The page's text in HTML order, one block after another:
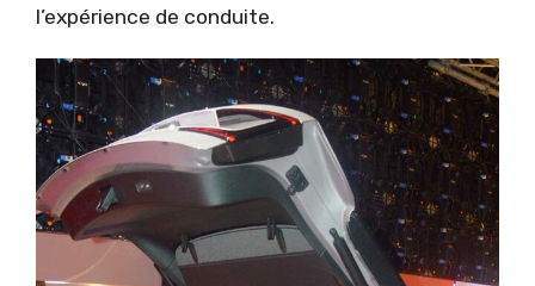
l’expérience de conduite.